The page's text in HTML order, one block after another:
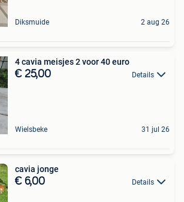
Diksmuide 2 aug 26
4 cavia meisjes 2 voor 40 euro
€ 25,00 Details
Wielsbeke 31 jul 26
cavia jonge
€ 6,00 Details